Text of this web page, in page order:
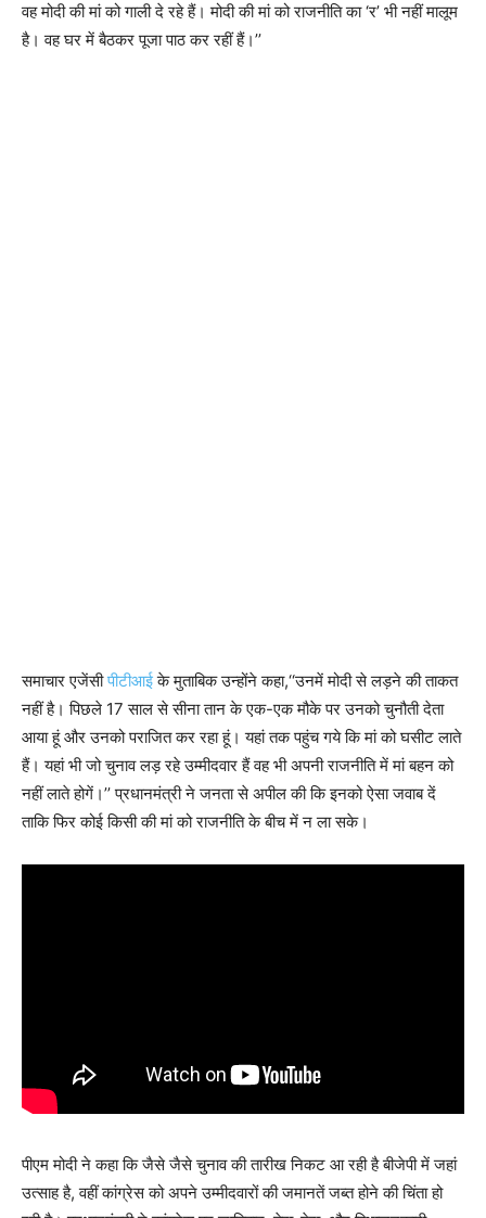
वह मोदी की मां को गाली दे रहे हैं। मोदी की मां को राजनीति का ‘र’ भी नहीं मालूम
है। वह घर में बैठकर पूजा पाठ कर रहीं हैं।’’
समाचार एजेंसीपीटीआईके मुताबिक उन्होंने कहा,‘‘उनमें मोदी से लड़ने की ताकत
नहीं है। पिछले 17 साल से सीना तान के एक-एक मौके पर उनको चुनौती देता
आया हूं और उनको पराजित कर रहा हूं। यहां तक पहुंच गये कि मां को घसीट लाते
हैं। यहां भी जो चुनाव लड़ रहे उम्मीदवार हैं वह भी अपनी राजनीति में मां बहन को
नहीं लाते होगें।’’ प्रधानमंत्री ने जनता से अपील की कि इनको ऐसा जवाब दें
ताकि फिर कोई किसी की मां को राजनीति के बीच में न ला सके।
पीएम मोदी ने कहा कि जैसे जैसे चुनाव की तारीख निकट आ रही है बीजेपी में जहां
उत्साह है, वहीं कांग्रेस को अपने उम्मीदवारों की जमानतें जब्त होने की चिंता हो